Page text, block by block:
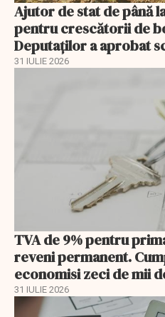
Ajutor de stat de până
pentru crescătorii de
Deputaților a aprobat
31 IULIE 2026
TVA de 9% pentru
reveni permanent.
economisi zeci de mii
31 IULIE 2026